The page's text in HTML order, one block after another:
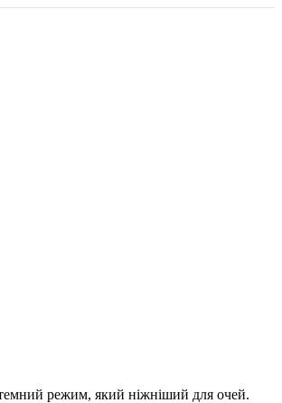
режим, який ніжніший для очей.